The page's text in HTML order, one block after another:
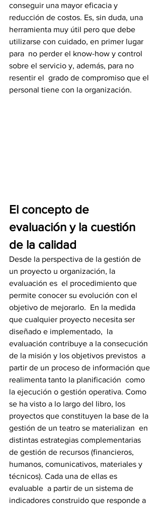
conseguir una mayor eficacia y
reducción de costos. Es, sin duda, una
herramienta muy útil pero que debe
utilizarse con cuidado, en primer lugar
para  no perder el know-how y control
sobre el servicio y, además, para no
resentir el  grado de compromiso que el
personal tiene con la organización.
El concepto de
evaluación y la cuestión
de la calidad
Desde la perspectiva de la gestión de
un proyecto u organización, la
evaluación es  el procedimiento que
permite conocer su evolución con el
objetivo de mejorarlo.  En la medida
que cualquier proyecto necesita ser
diseñado e implementado,  la
evaluación contribuye a la consecución
de la misión y los objetivos previstos  a
partir de un proceso de información que
realimenta tanto la planificación  como
la ejecución o gestión operativa. Como
se ha visto a lo largo del libro, los
proyectos que constituyen la base de la
gestión de un teatro se materializan  en
distintas estrategias complementarias
de gestión de recursos (financieros,
humanos, comunicativos, materiales y
técnicos). Cada una de ellas es
evaluable  a partir de un sistema de
indicadores construido que responde a